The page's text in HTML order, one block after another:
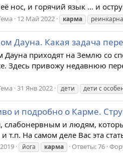
нос, и горячий язык … и
12 Май 2022 карма
Дауна. Какая задача
Дауна приходят на Землю со
Здесь привожу недавнюю
31 Янв 2022 дети дети с
и подробно о Карме.
и людям,
На самом деле Вас эта
йога карма Ответы: 76